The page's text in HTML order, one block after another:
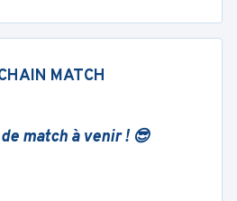
MATCH
match à venir ! 😎